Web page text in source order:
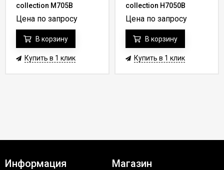
collection M705B
Цена по запросу
В корзину
Купить в 1 клик
collection H7050B
Цена по запросу
В корзину
Купить в 1 клик
Информация Магазин